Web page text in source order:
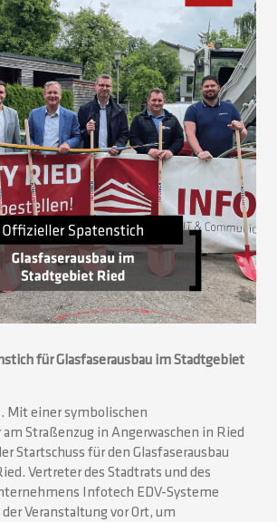
für Glasfaserausbau im Stadtgebiet
Mit einer symbolischen
Straßenzug in Angerwaschen in Ried
Startschuss für den Glasfaserausbau
Vertreter des Stadtrats und des
Infotech EDV-Systeme
Veranstaltung vor Ort, um